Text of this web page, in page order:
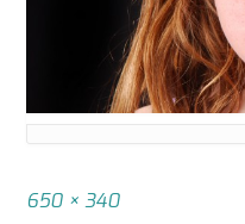
Tamaño
650 × 340